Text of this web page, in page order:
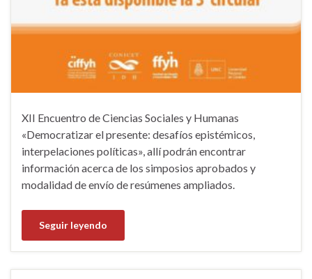
XII Encuentro de Ciencias Sociales y Humanas
«Democratizar el presente: desafíos epistémicos,
interpelaciones políticas», allí podrán encontrar
información acerca de los simposios aprobados y
modalidad de envío de resúmenes ampliados.
Seguir leyendo